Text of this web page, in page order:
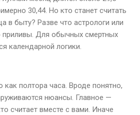
30,44. Но кто станет считать
в быту? Разве что астрологи или
Для обычных смертных
календарной логики.
полтора часа. Вроде понятно,
нюансы. Главное —
считает вместе с вами. Иначе